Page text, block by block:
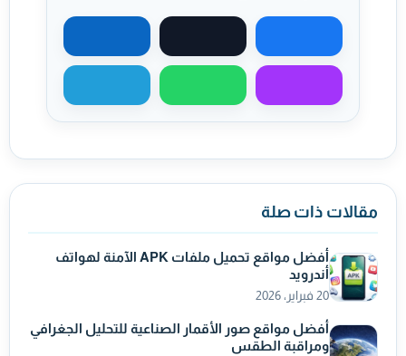
مشاركة على فيسبوكمشاركة على X مشاركة على
مشاركة عبر ماسنجرمشاركة عبر واتسابمشاركة عبر
مقالات ذات صلة
أفضل مواقع تحميل ملفات APK الآمنة لهواتف
أندرويد
20 فبراير، 2026
أفضل مواقع صور الأقمار الصناعية للتحليل الجغرافي
ومراقبة الطقس